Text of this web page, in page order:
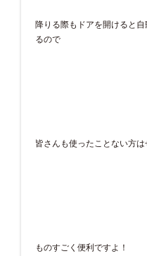
降りる際もドアを開けると
るので
皆さんも使ったことない方
ものすごく便利ですよ！